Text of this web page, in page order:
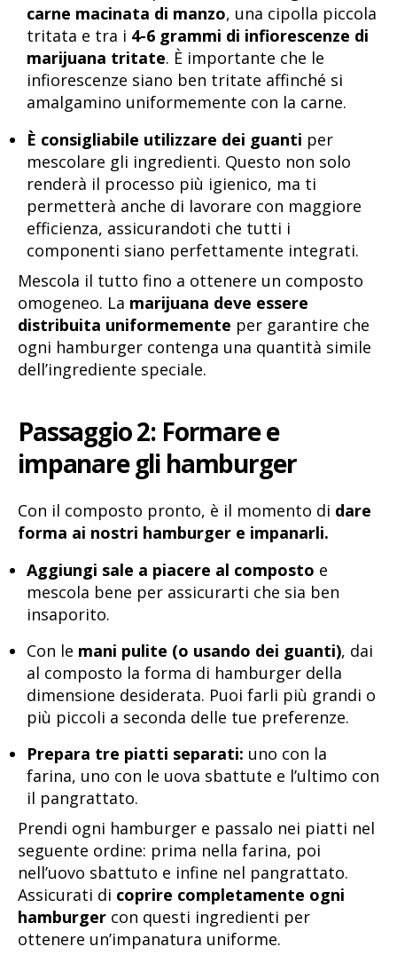
carne macinata di manzo, una cipolla piccola
tritata e tra i 4-6 grammi di infiorescenze di
marijuana tritate. È importante che le
infiorescenze siano ben tritate affinché si
amalgamino uniformemente con la carne.
È consigliabile utilizzare dei guanti per
mescolare gli ingredienti. Questo non solo
renderà il processo più igienico, ma ti
permetterà anche di lavorare con maggiore
efficienza, assicurandoti che tutti i
componenti siano perfettamente integrati.
Mescola il tutto fino a ottenere un composto
omogeneo. La marijuana deve essere
distribuita uniformemente per garantire che
ogni hamburger contenga una quantità simile
dell’ingrediente speciale.
Passaggio 2: Formare e
impanare gli hamburger
Con il composto pronto, è il momento di dare
forma ai nostri hamburger e impanarli.
Aggiungi sale a piacere al composto e
mescola bene per assicurarti che sia ben
insaporito.
Con le mani pulite (o usando dei guanti), dai
al composto la forma di hamburger della
dimensione desiderata. Puoi farli più grandi o
più piccoli a seconda delle tue preferenze.
Prepara tre piatti separati: uno con la
farina, uno con le uova sbattute e l’ultimo con
il pangrattato.
Prendi ogni hamburger e passalo nei piatti nel
seguente ordine: prima nella farina, poi
nell’uovo sbattuto e infine nel pangrattato.
Assicurati di coprire completamente ogni
hamburger con questi ingredienti per
ottenere un’impanatura uniforme.